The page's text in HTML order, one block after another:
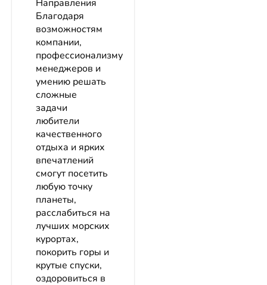
Направления
Благодаря
возможностям
компании,
профессионализму
менеджеров и
умению решать
сложные
задачи
любители
качественного
отдыха и ярких
впечатлений
смогут посетить
любую точку
планеты,
расслабиться на
лучших морских
курортах,
покорить горы и
крутые спуски,
оздоровиться в